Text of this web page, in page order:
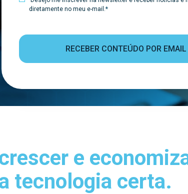
diretamente no meu e-mail.*
e
tecnologia certa.